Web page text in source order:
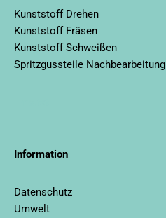
Kunststoff Drehen
Kunststoff Fräsen
Kunststoff Schweißen
Spritzgussteile Nachbearbeitung
Information
Datenschutz
Umwelt